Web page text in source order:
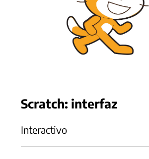
Scratch: interfaz
Interactivo